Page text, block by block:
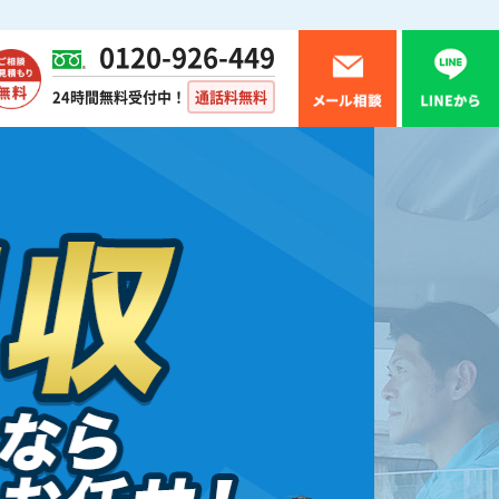
0120-926-449
24時間無料受付中！ 通話料無料